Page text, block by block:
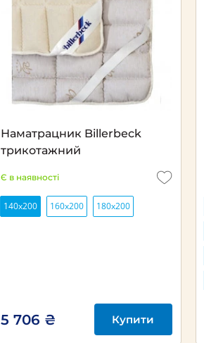
Наматрацник Billerbeck
трикотажний
Є в наявності
140х200 160х200 180х200
5 706 ₴ Купити